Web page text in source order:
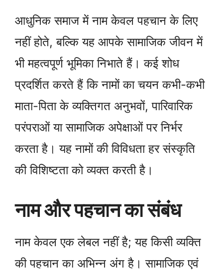
आधुनिक समाज में नाम केवल पहचान के लिए
नहीं होते, बल्कि यह आपके सामाजिक जीवन में
भी महत्वपूर्ण भूमिका निभाते हैं। कई शोध
प्रदर्शित करते हैं कि नामों का चयन कभी-कभी
माता-पिता के व्यक्तिगत अनुभवों, पारिवारिक
परंपराओं या सामाजिक अपेक्षाओं पर निर्भर
करता है। यह नामों की विविधता हर संस्कृति
की विशिष्टता को व्यक्त करती है।
नाम और पहचान का संबंध
नाम केवल एक लेबल नहीं है; यह किसी व्यक्ति
की पहचान का अभिन्न अंग है। सामाजिक एवं